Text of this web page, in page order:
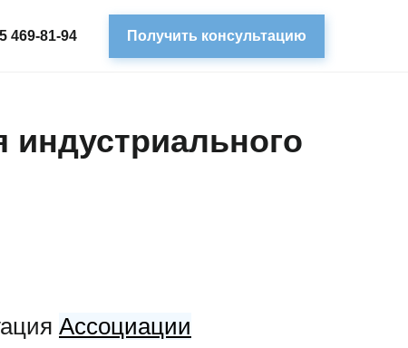
Получить консультацию
469-81-94
Ассоциации